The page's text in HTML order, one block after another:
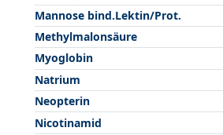
Mannose bind.Lektin/Prot.
Methylmalonsäure
Myoglobin
Natrium
Neopterin
Nicotinamid